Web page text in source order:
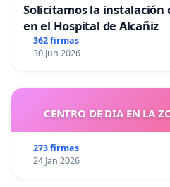
Solicitamos la instalación
en el Hospital de Alcañiz
362 firmas
30 Jun 2026
CENTRO DE DIA EN LA
273 firmas
24 Jan 2026